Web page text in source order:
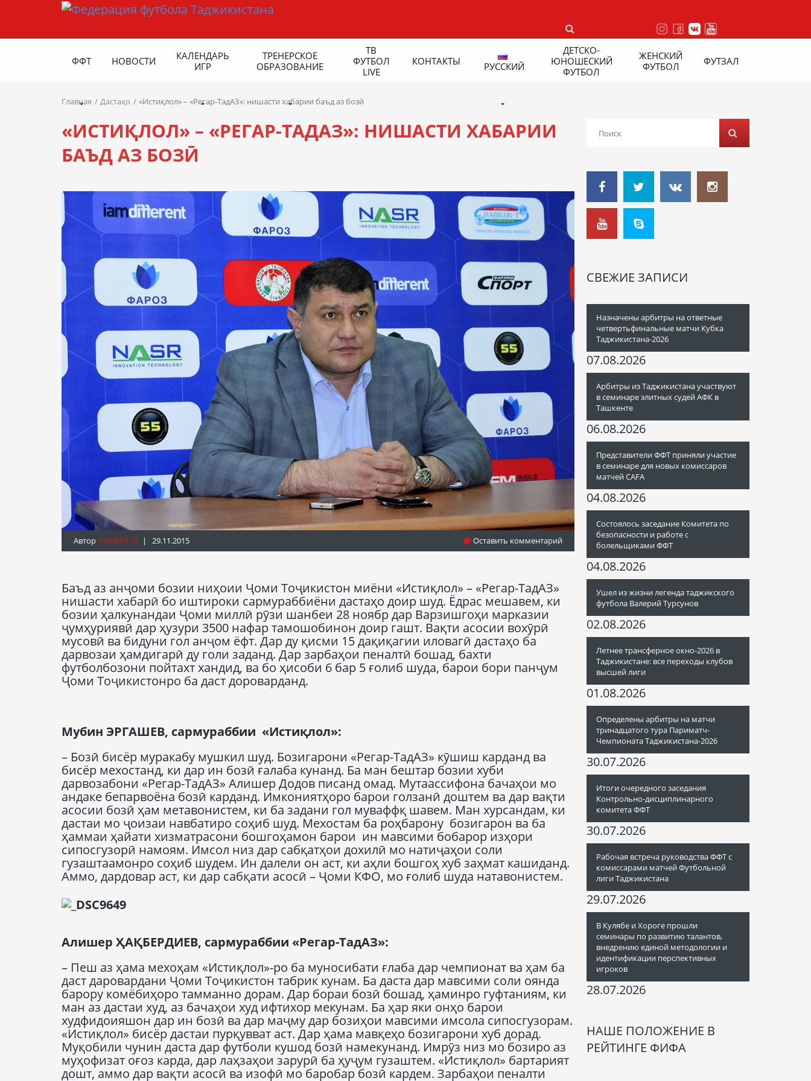
ФФТ НОВОСТИ
КАЛЕНДАРЬ
ИГР
ТРЕНЕРСКОЕ
ОБРАЗОВАНИЕ
ТВ
ФУТБОЛ
LIVE
КОНТАКТЫ РУССКИЙ
ДЕТСКО-
ЮНОШЕСКИЙ
ФУТБОЛ
ЖЕНСКИЙ
ФУТБОЛ
ФУТЗАЛ
Главная Дастаҳо «Истиқлол» – «Регар-ТадАЗ»: нишасти хабарии баъд аз бозӣ
«ИСТИҚЛОЛ» – «РЕГАР-ТАДАЗ»: НИШАСТИ ХАБАРИИ
БАЪД АЗ БОЗӢ
Автор Info@fft.tj | 29.11.2015 Оставить комментарий
Баъд аз анҷоми бозии ниҳоии Ҷоми Тоҷикистон миёни «Истиқлол» – «Регар-ТадАЗ»
нишасти хабарӣ бо иштироки сармураббиёни дастаҳо доир шуд. Ёдрас мешавем, ки
бозии ҳалкунандаи Ҷоми миллӣ рӯзи шанбеи 28 ноябр дар Варзишгоҳи марказии
ҷумҳуриявӣ дар ҳузури 3500 нафар тамошобинон доир гашт. Вақти асосии вохӯрӣ
мусовӣ ва бидуни гол анҷом ёфт. Дар ду қисми 15 дақиқагии иловагӣ дастаҳо ба
дарвозаи ҳамдигарӣ ду голи заданд. Дар зарбаҳои пеналтӣ бошад, бахти
футболбозони пойтахт хандид, ва бо ҳисоби 6 бар 5 ғолиб шуда, барои бори панҷум
Ҷоми Тоҷикистонро ба даст дороварданд.
Мубин ЭРГАШЕВ, сармураббии «Истиқлол»:
– Бозӣ бисёр муракабу мушкил шуд. Бозигарони «Регар-ТадАЗ» кӯшиш карданд ва
бисёр мехостанд, ки дар ин бозӣ ғалаба кунанд. Ба ман бештар бозии хуби
дарвозабони «Регар-ТадАЗ» Алишер Додов писанд омад. Мутаассифона бачаҳои мо
андаке бепарвоёна бозӣ карданд. Имкониятҳоро барои голзанӣ доштем ва дар вақти
асосии бозӣ ҳам метавонистем, ки ба задани гол муваффқ шавем. Ман хурсандам, ки
дастаи мо ҷоизаи навбатиро соҳиб шуд. Мехостам ба роҳбарону бозигарон ва ба
ҳаммаи ҳайати хизматрасони бошгоҳамон барои ин мавсими бобарор изҳори
сипосгузорӣ намоям. Имсол низ дар сабқатҳои дохилӣ мо натиҷаҳои соли
гузаштаамонро соҳиб шудем. Ин далели он аст, ки аҳли бошгоҳ хуб заҳмат кашиданд.
Аммо, дардовар аст, ки дар сабқати асосӣ – Ҷоми КФО, мо ғолиб шуда натавонистем.
Алишер ҲАҚБЕРДИЕВ, сармураббии «Регар-ТадАЗ»:
– Пеш аз ҳама мехоҳам «Истиқлол»-ро ба муносибати ғлаба дар чемпионат ва ҳам ба
даст даровардани Ҷоми Тоҷикистон табрик кунам. Ба даста дар мавсими соли оянда
барору комёбиҳоро тамманно дорам. Дар бораи бозӣ бошад, ҳаминро гуфтаниям, ки
ман аз дастаи худ, аз бачаҳои худ ифтихор мекунам. Ба ҳар яки онҳо барои
худфидоияшон дар ин бозӣ ва дар маҷму дар бозиҳои мавсими имсола сипосгузорам.
«Истиқлол» бисёр дастаи пурқувват аст. Дар ҳама мавқеҳо бозигарони хуб дорад.
Муқобили чунин даста дар футболи кушод бозӣ намекунанд. Имрӯз низ мо бозиро аз
муҳофизат оғоз карда, дар лаҳзаҳои зарурӣ ба ҳуҷум гузаштем. «Истиқлол» бартарият
дошт, аммо дар вақти асосӣ ва изофӣ мо баробар бозӣ кардем. Зарбаҳои пеналти
СВЕЖИЕ ЗАПИСИ
Назначены арбитры на ответные
четвертьфинальные матчи Кубка
Таджикистана-2026
07.08.2026
Арбитры из Таджикистана участвуют
в семинаре элитных судей АФК в
Ташкенте
06.08.2026
Представители ФФТ приняли участие
в семинаре для новых комиссаров
матчей CAFA
04.08.2026
Состоялось заседание Комитета по
безопасности и работе с
болельщиками ФФТ
04.08.2026
Ушел из жизни легенда таджикского
футбола Валерий Турсунов
02.08.2026
Летнее трансферное окно-2026 в
Таджикистане: все переходы клубов
высшей лиги
01.08.2026
Определены арбитры на матчи
тринадцатого тура Париматч-
Чемпионата Таджикистана-2026
30.07.2026
Итоги очередного заседания
Контрольно-дисциплинарного
комитета ФФТ
30.07.2026
Рабочая встреча руководства ФФТ с
комиссарами матчей Футбольной
лиги Таджикистана
29.07.2026
В Кулябе и Хороге прошли
семинары по развитию талантов,
внедрению единой методологии и
идентификации перспективных
игроков
28.07.2026
НАШЕ ПОЛОЖЕНИЕ В
РЕЙТИНГЕ ФИФА